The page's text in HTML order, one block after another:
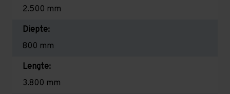
2.500 mm
Diepte:
800 mm
Lengte:
3.800 mm